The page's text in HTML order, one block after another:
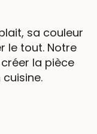
sa couleur
le tout. Notre
la pièce